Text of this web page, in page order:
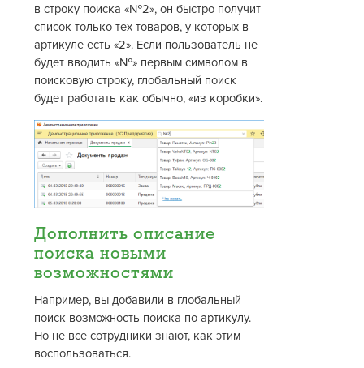
в строку поиска «№2», он быстро получит
список только тех товаров, у которых в
артикуле есть «2». Если пользователь не
будет вводить «№» первым символом в
поисковую строку, глобальный поиск
будет работать как обычно, «из коробки».
Дополнить описание
поиска новыми
возможностями
Например, вы добавили в глобальный
поиск возможность поиска по артикулу.
Но не все сотрудники знают, как этим
воспользоваться.